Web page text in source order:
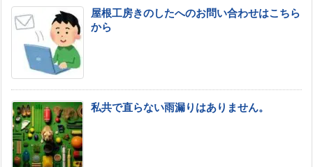
屋根工房きのしたへのお問い合わせはこちら
から
私共で直らない雨漏りはありません。